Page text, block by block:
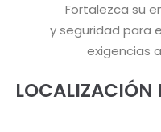
Fortalezca su
y seguridad para
exigencias
LOCALIZACIÓN